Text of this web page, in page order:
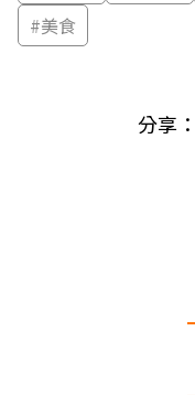
#美食
分享：